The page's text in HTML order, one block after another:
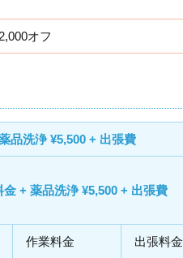
オフ
品洗浄 ¥5,500 + 出張費
金 + 薬品洗浄 ¥5,500 + 出張費
作業料金 出張料金